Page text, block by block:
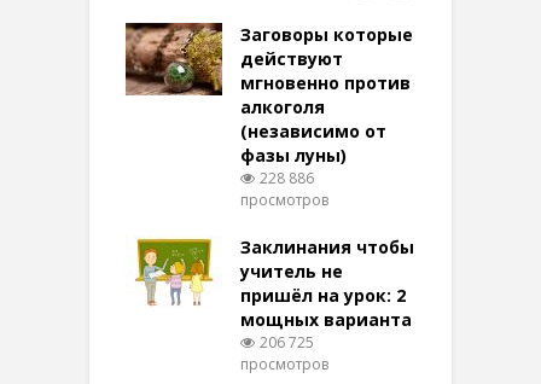
Заговоры которые
действуют
мгновенно против
алкоголя
(независимо от
фазы луны)
228 886
просмотров
Заклинания чтобы
учитель не
пришёл на урок: 2
мощных варианта
206 725
просмотров